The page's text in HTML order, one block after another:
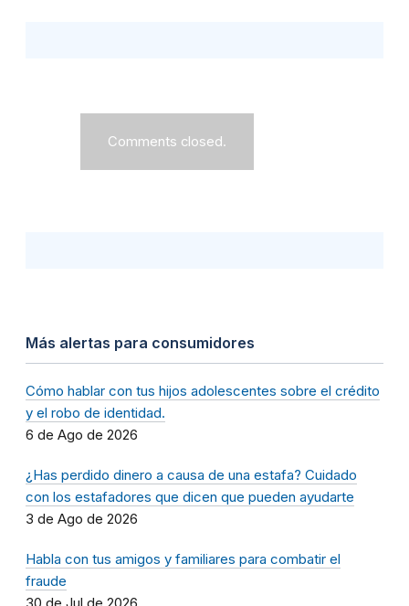
Comments closed.
Más alertas para consumidores
Cómo hablar con tus hijos adolescentes sobre el crédito
y el robo de identidad.
6 de Ago de 2026
¿Has perdido dinero a causa de una estafa? Cuidado
con los estafadores que dicen que pueden ayudarte
3 de Ago de 2026
Habla con tus amigos y familiares para combatir el
fraude
30 de Jul de 2026